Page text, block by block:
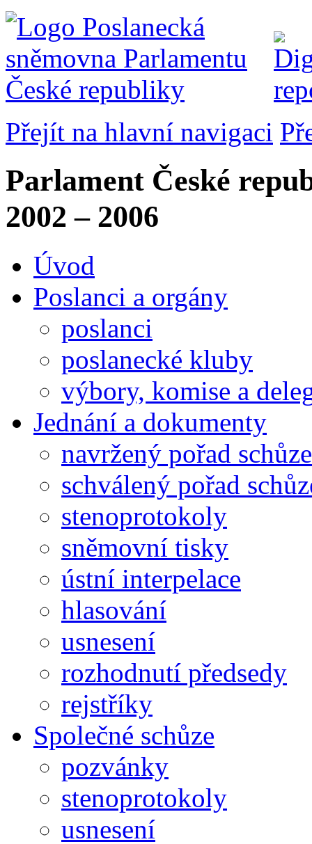
Přejít na hlavní navigaci
Parlament České
2002 – 2006
Úvod
Poslanci a orgány
poslanci
poslanecké kluby
výbory, komise a
Jednání a dokumenty
navržený pořad schůze
schválený pořad
stenoprotokoly
sněmovní tisky
ústní interpelace
hlasování
usnesení
rozhodnutí předsedy
rejstříky
Společné schůze
pozvánky
stenoprotokoly
usnesení